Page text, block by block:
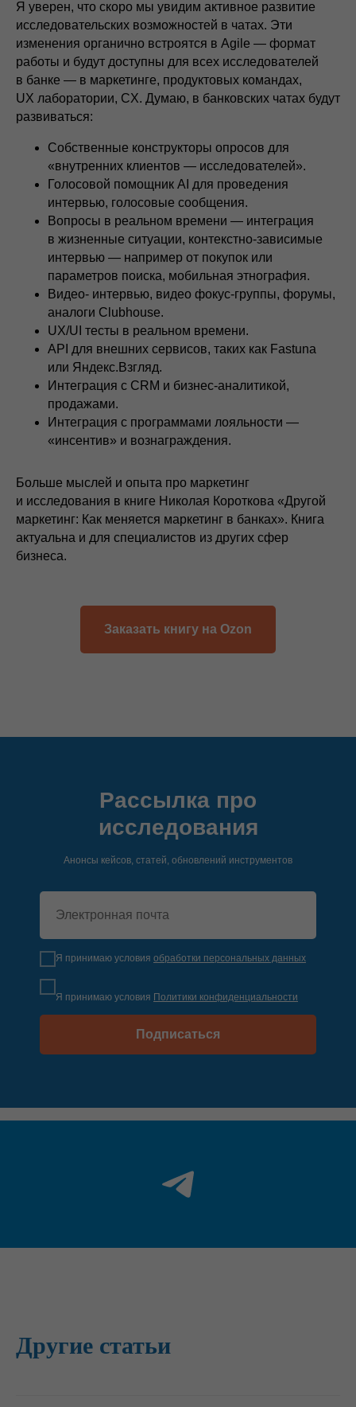
Я уверен, что скоро мы увидим активное развитие
исследовательских возможностей в чатах. Эти
изменения органично встроятся в Agile — формат
работы и будут доступны для всех исследователей
в банке — в маркетинге, продуктовых командах,
UX лаборатории, CX. Думаю, в банковских чатах будут
развиваться:
Собственные конструкторы опросов для
«внутренних клиентов — исследователей».
Голосовой помощник AI для проведения
интервью, голосовые сообщения.
Вопросы в реальном времени — интеграция
в жизненные ситуации, контекстно-зависимые
интервью — например от покупок или
параметров поиска, мобильная этнография.
Видео- интервью, видео фокус-группы, форумы,
аналоги Clubhouse.
UX/UI тесты в реальном времени.
API для внешних сервисов, таких как Fastuna
или Яндекс.Взгляд.
Интеграция с CRM и бизнес-аналитикой,
продажами.
Интеграция с программами лояльности —
«инсентив» и вознаграждения.
Больше мыслей и опыта про маркетинг
и исследования в книге Николая Короткова «Другой
маркетинг: Как меняется маркетинг в банках». Книга
актуальна и для специалистов из других сфер
бизнеса.
Заказать книгу на Ozon
Рассылка про
исследования
Анонсы кейсов, статей, обновлений инструментов
Я принимаю условия обработки персональных данных
Я принимаю условия Политики конфиденциальности
Подписаться
Другие статьи